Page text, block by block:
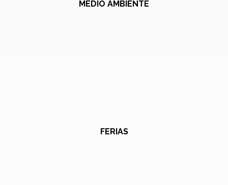
MEDIO AMBIENTE
FERIAS